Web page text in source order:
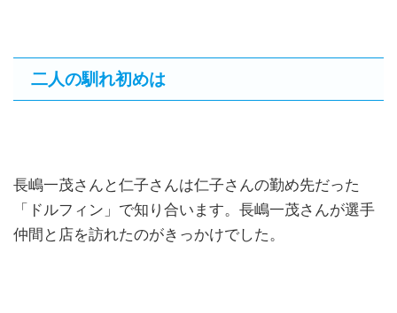
二人の馴れ初めは
長嶋一茂さんと仁子さんは仁子さんの勤め先だった
「ドルフィン」で知り合います。長嶋一茂さんが選手
仲間と店を訪れたのがきっかけでした。